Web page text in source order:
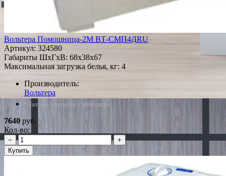
Вольтера Помощница-2М ВТ-СМП4ДRU
Артикул: 324580
Габариты ШxГxВ: 68x38x67
Максимальная загрузка белья, кг: 4
Производитель:
Вольтера
*Наличие уточняйте у менеджера
7640 руб.
Кол-во:
−
+
Купить